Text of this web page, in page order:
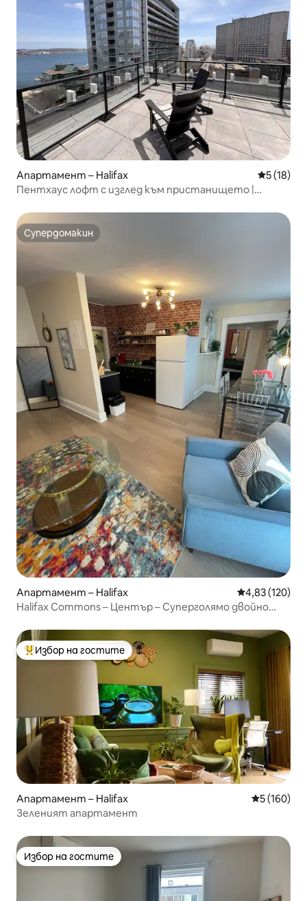
Апартамент – Halifax Средна
5 (18)
Пентхаус лофт с изглед към пристанището |
Супердомакин
Супердомакин
Апартамент – Halifax Средна
4,83 (120)
Halifax Commons – Център – Суперголямо двойно
Най-популярен избор на гостите
Избор на гостите
Апартамент – Halifax Средна
5 (160)
Зеленият апартамент
Избор на гостите
Избор на гостите